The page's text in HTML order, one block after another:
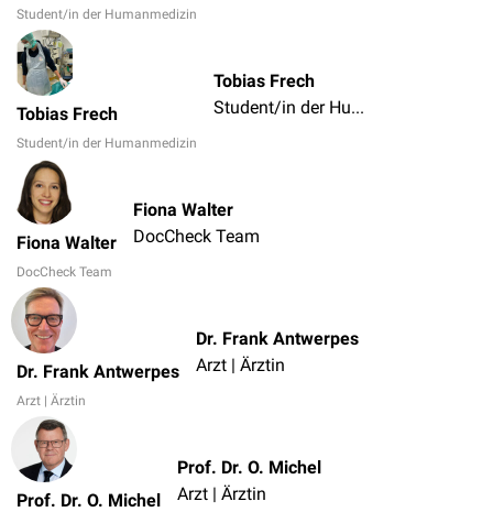
Student/in der Humanmedizin
Tobias Frech
Student/in der Humanmedizin
Tobias Frech
Student/in der Humanmedizin
Fiona Walter
DocCheck Team
Fiona Walter
DocCheck Team
Dr. Frank Antwerpes
Arzt | Ärztin
Dr. Frank Antwerpes
Arzt | Ärztin
Prof. Dr. O. Michel
Prof. Dr. O. Michel
Arzt | Ärztin